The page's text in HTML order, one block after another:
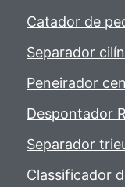
Catador de
Separador
Peneirador
Despontador
Separador
Classificador